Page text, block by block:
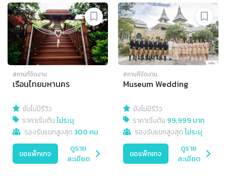
สถานที่จัดงาน
เรือนไทยมหานคร
ยังไม่มีรีวิว
ราคาเริ่มต้นไม่ระบุ
รองรับแขกสูงสุด300 คน
ขอแพ็กเกจ
ดูราย
ละเอียด
สถานที่จัดงาน
Museum Wedding
ยังไม่มีรีวิว
ราคาเริ่มต้น 99,999 บาท
รองรับแขกสูงสุดไม่ระบุ
ขอแพ็กเกจ
ดูราย
ละเอียด